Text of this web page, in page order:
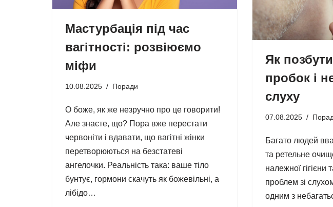
Мастурбація під час
вагітності: розвіюємо
міфи
10.08.2025 Поради
О боже, як же незручно про це говорити!
Але знаєте, що? Пора вже перестати
червоніти і вдавати, що вагітні жінки
перетворюються на безстатеві
ангелочки. Реальність така: ваше тіло
бунтує, гормони скачуть як божевільні, а
лібідо…
Як
пробок і
слуху
07.08.2025
Багато людей
та ретельне
належної гігієни
проблем зі
одним з